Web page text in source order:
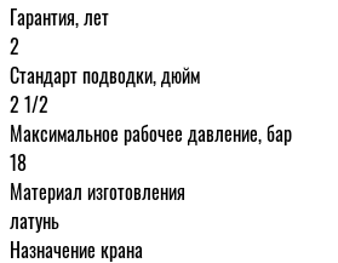
Гарантия, лет
2
Стандарт подводки, дюйм
2 1/2
Максимальное рабочее давление, бар
18
Материал изготовления
латунь
Назначение крана